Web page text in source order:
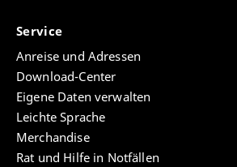
Service
Anreise und Adressen
Download-Center
Eigene Daten verwalten
Leichte Sprache
Merchandise
Rat und Hilfe in Notfällen